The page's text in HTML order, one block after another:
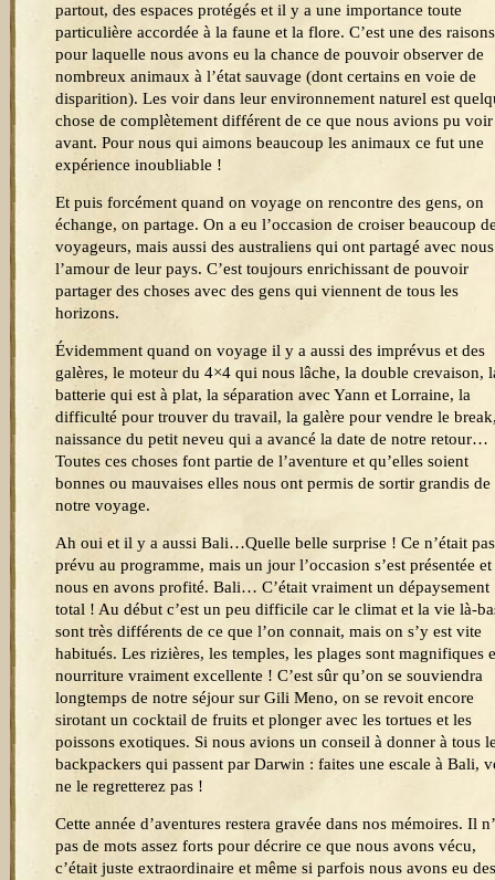
partout, des espaces protégés et il y a une importance toute
particulière accordée à la faune et la flore. C’est une des raisons
pour laquelle nous avons eu la chance de pouvoir observer de
nombreux animaux à l’état sauvage (dont certains en voie de
disparition). Les voir dans leur environnement naturel est
chose de complètement différent de ce que nous avions pu voir
avant. Pour nous qui aimons beaucoup les animaux ce fut une
expérience inoubliable !
Et puis forcément quand on voyage on rencontre des gens, on
échange, on partage. On a eu l’occasion de croiser beaucoup
voyageurs, mais aussi des australiens qui ont partagé avec nous
l’amour de leur pays. C’est toujours enrichissant de pouvoir
partager des choses avec des gens qui viennent de tous les
horizons.
Évidemment quand on voyage il y a aussi des imprévus et des
galères, le moteur du 4×4 qui nous lâche, la double crevaison,
batterie qui est à plat, la séparation avec Yann et Lorraine, la
difficulté pour trouver du travail, la galère pour vendre le
naissance du petit neveu qui a avancé la date de notre retour…
Toutes ces choses font partie de l’aventure et qu’elles soient
bonnes ou mauvaises elles nous ont permis de sortir grandis de
notre voyage.
Ah oui et il y a aussi Bali…Quelle belle surprise ! Ce n’était pas
prévu au programme, mais un jour l’occasion s’est présentée et
nous en avons profité. Bali… C’était vraiment un dépaysement
total ! Au début c’est un peu difficile car le climat et la vie là-
sont très différents de ce que l’on connait, mais on s’y est vite
habitués. Les rizières, les temples, les plages sont magnifiques
nourriture vraiment excellente ! C’est sûr qu’on se souviendra
longtemps de notre séjour sur Gili Meno, on se revoit encore
sirotant un cocktail de fruits et plonger avec les tortues et les
poissons exotiques. Si nous avions un conseil à donner à tous
backpackers qui passent par Darwin : faites une escale à Bali,
ne le regretterez pas !
Cette année d’aventures restera gravée dans nos mémoires. Il
pas de mots assez forts pour décrire ce que nous avons vécu,
c’était juste extraordinaire et même si parfois nous avons eu des